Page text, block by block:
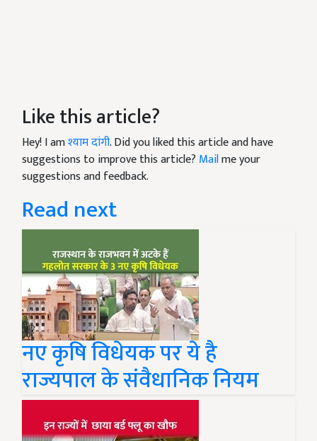
Like this article?
Hey! I amश्याम दांगी. Did you liked this article and have
suggestions to improve this article? Mailme your
suggestions and feedback.
Read next
नए कृषि विधेयक पर ये है
राज्यपाल के संवैधानिक नियम